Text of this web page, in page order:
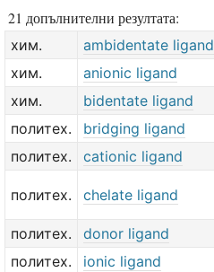
21 допълнителни резултата:
хим. ambidentate ligand
хим.
anionic ligand
хим.
bidentate ligand
политех.
bridging ligand
политех.
cationic ligand
политех. chelate ligand
политех.
donor ligand
политех.
ionic ligand